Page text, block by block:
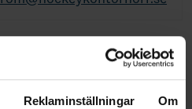
Reklaminställningar Om
20 79
202 61 45